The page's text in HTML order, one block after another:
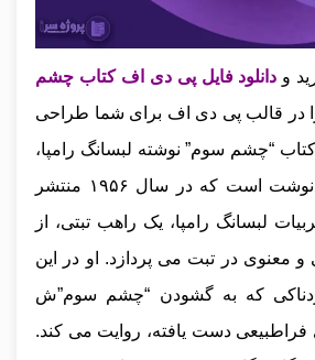
و دانلود فایل پی دی اف کتاب چشم
در قالب پی دی اف برای شما طراحی
“چشم سوم” نوشته لبسانگ رامپا،
یک زندگی‌ نامه خودنوشت است که در سال ۱۹۵۶ منتشر
لبسانگ رامپا، یک راهب تبتی، از
معنوی در تبت می‌ پردازد. او در این
که به گشودن “چشم سوم”ش
فراطبیعی دست یافته، روایت می‌ کند.